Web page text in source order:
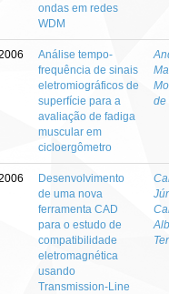
ondas em redes
WDM
Análise tempo-
frequência de sinais
eletromiográficos de
superfície para a
avaliação de fadiga
muscular em
cicloergômetro
de
Desenvolvimento
de uma nova
ferramenta CAD
para o estudo de
compatibilidade
eletromagnética
usando
Transmission-Line